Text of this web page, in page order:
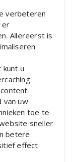
verbeteren
er
Allereerst is
kunt u
van uw
toe te
sneller
betere
effect